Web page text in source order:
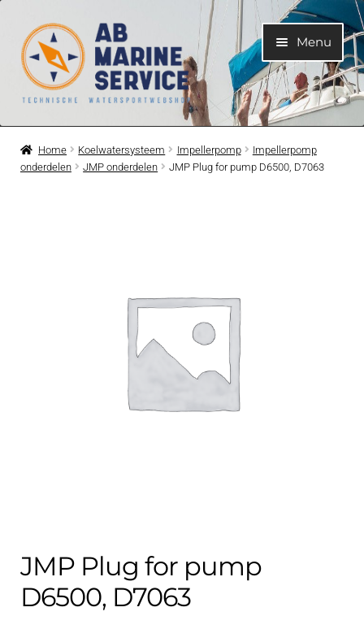
Ga
door
naar
navigatie
Ga
naar
de
inhoud
Menu
Home
Motoren
Submenu
Koelwatersysteem
Home Koelwatersysteem Impellerpomp
Impellerpomp
onderdelen
JMP onderdelen JMP Plug for pump D6500, D7063
JMP Plug for pump
D6500, D7063